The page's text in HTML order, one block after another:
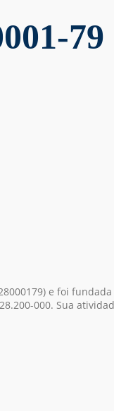
79
e foi fundada
000. Sua